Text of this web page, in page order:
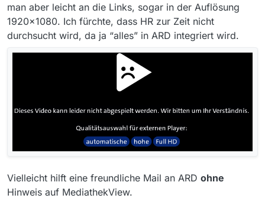
man aber leicht an die Links, sogar in der Auflösung
1920x1080. Ich fürchte, dass HR zur Zeit nicht
durchsucht wird, da ja “alles” in ARD integriert wird.
Vielleicht hilft eine freundliche Mail an ARD ohne
Hinweis auf MediathekView.